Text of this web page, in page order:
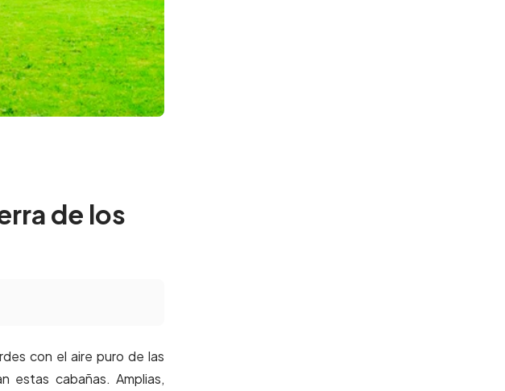
de los
con el aire puro de las
estas cabañas. Amplias,